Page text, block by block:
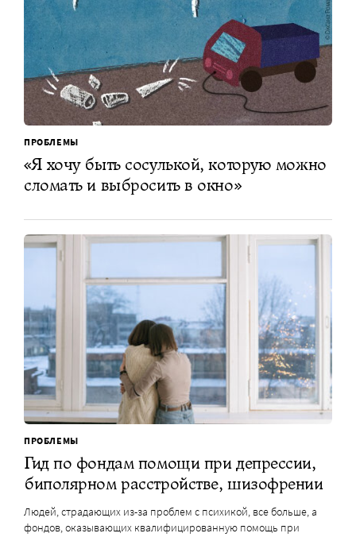
ПРОБЛЕМЫ
«Я хочу быть сосулькой, которую можно
сломать и выбросить в окно»
ПРОБЛЕМЫ
Гид по фондам помощи при депрессии,
биполярном расстройстве, шизофрении
Людей, страдающих из-за проблем с психикой, все больше, а
фондов, оказывающих квалифицированную помощь при